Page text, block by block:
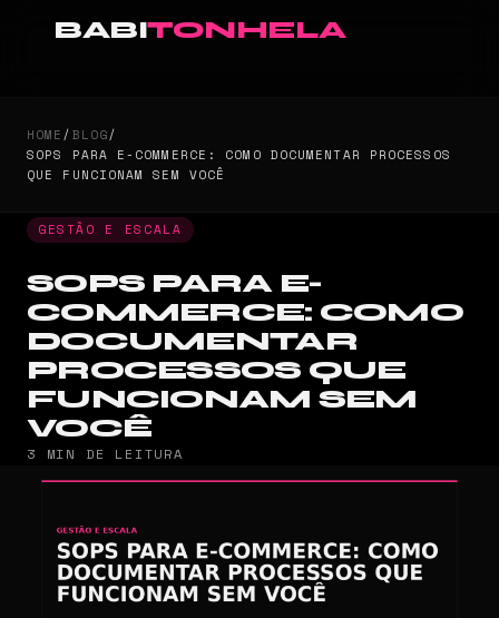
BABITONHELA
HOME/BLOG/
SOPS PARA E-COMMERCE: COMO DOCUMENTAR PROCESSOS
QUE FUNCIONAM SEM VOCÊ
GESTÃO E ESCALA
SOPS PARA E-
COMMERCE: COMO
DOCUMENTAR
PROCESSOS QUE
FUNCIONAM SEM
VOCÊ
3 MIN DE LEITURA